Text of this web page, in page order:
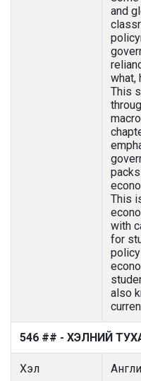
and
what,
This
This
with
for
also
546 ## - ХЭЛНИЙ
Хэл